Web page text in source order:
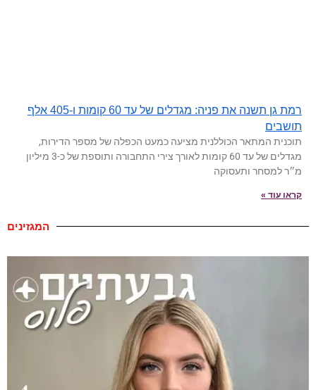
רמת גן תשנה את פניה: מגדלים של עד 60 קומות ו-405 אלף
תושבים
תוכנית המתאר הכוללנית מציעה כמעט הכפלה של מספר הדירות,
מגדלים של עד 60 קומות לאורך צירי התחבורה ותוספת של כ-3 מיליון
מ״ר למסחר ותעסוקה
קראו עוד »
המגזינים